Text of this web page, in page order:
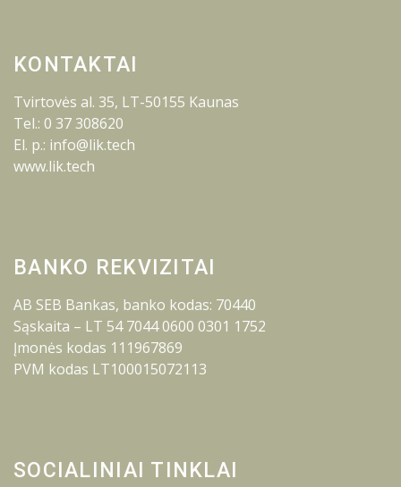
KONTAKTAI
Tvirtovės al. 35, LT-50155 Kaunas
Tel.: 0 37 308620
El. p.: info@lik.tech
www.lik.tech
BANKO REKVIZITAI
AB SEB Bankas, banko kodas: 70440
Sąskaita – LT 54 7044 0600 0301 1752
Įmonės kodas 111967869
PVM kodas LT100015072113
SOCIALINIAI TINKLAI